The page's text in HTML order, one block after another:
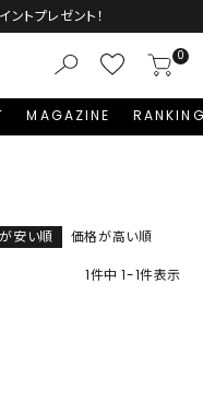
受付中♡
0
MAGAZINE
安い順 価格が高い順
1件中 1-1件表示